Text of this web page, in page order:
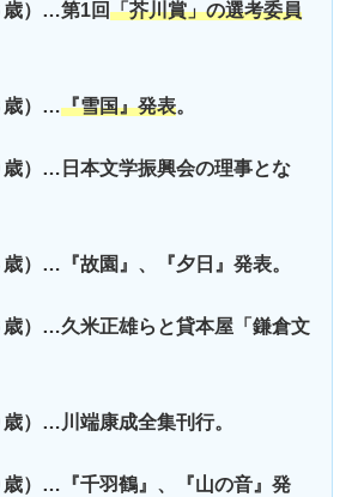
歳）…第1回「芥川賞」の選考委員
歳）…『雪国』発表。
歳）…日本文学振興会の理事とな
）…『故園』、『夕日』発表。
歳）…久米正雄らと貸本屋「鎌倉文
）…川端康成全集刊行。
歳）…『千羽鶴』、『山の音』発